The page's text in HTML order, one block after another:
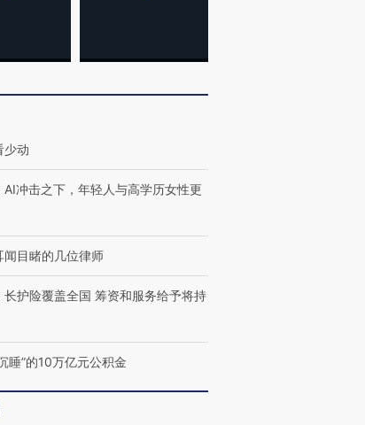
博
接产
【特别呈现】寻找100种
CFO：不靠规模取胜，华
少动
AI冲击之下，年轻人与高学历女性更
闻目睹的几位律师
长护险覆盖全国 筹资和服务给予将持
睡”的10万亿元公积金